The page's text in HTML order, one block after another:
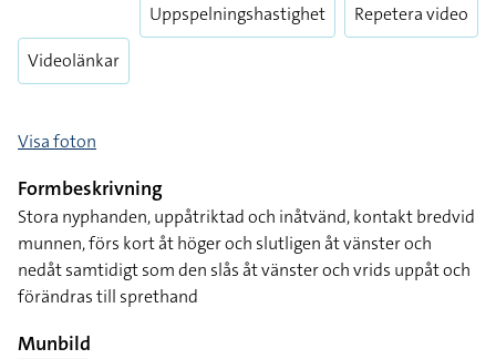
Videolänkar
Uppspelningshastighet Repetera video
Visa foton
Formbeskrivning
Stora nyphanden, uppåtriktad och inåtvänd, kontakt bredvid
munnen, förs kort åt höger och slutligen åt vänster och
nedåt samtidigt som den slås åt vänster och vrids uppåt och
förändras till sprethand
Munbild